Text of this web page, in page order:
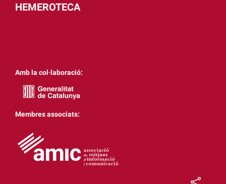
HEMEROTECA
Amb la col·laboració:
Membres associats: